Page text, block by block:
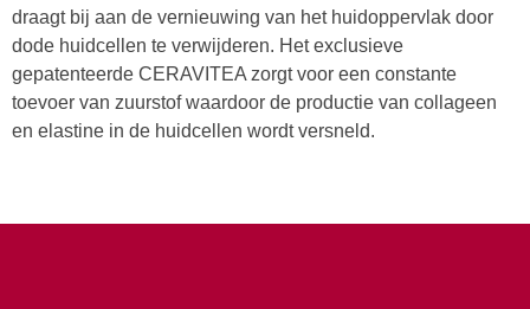
draagt bij aan de vernieuwing van het huidoppervlak door
dode huidcellen te verwijderen. Het exclusieve
gepatenteerde CERAVITEA zorgt voor een constante
toevoer van zuurstof waardoor de productie van collageen
en elastine in de huidcellen wordt versneld.